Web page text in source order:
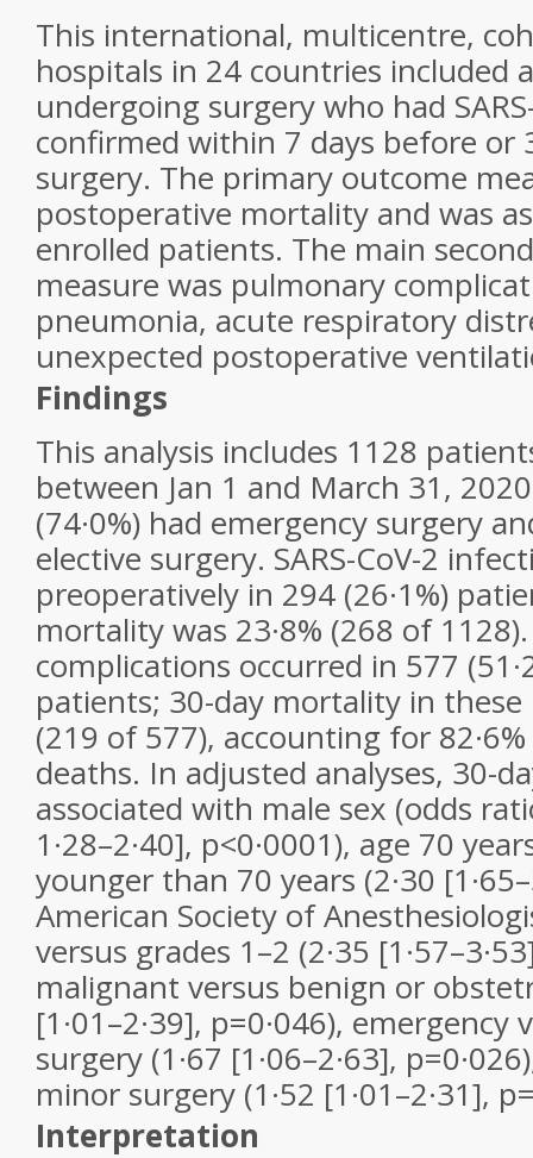
This international, multicentre,
hospitals in 24 countries included
undergoing surgery who had
confirmed within 7 days before or
surgery. The primary outcome
postoperative mortality and was
enrolled patients. The main
measure was pulmonary
pneumonia, acute respiratory
unexpected postoperative
Findings
This analysis includes 1128
between Jan 1 and March 31,
(74·0%) had emergency surgery
elective surgery. SARS-CoV-2
preoperatively in 294 (26·1%)
mortality was 23·8% (268 of
complications occurred in 577
patients; 30-day mortality in these
(219 of 577), accounting for
deaths. In adjusted analyses, 30-
associated with male sex (odds
1·28–2·40], p<0·0001), age 70
younger than 70 years (2·30
American Society of
versus grades 1–2 (2·35
malignant versus benign or
[1·01–2·39], p=0·046), emergency
surgery (1·67 [1·06–2·63],
minor surgery (1·52 [1·01–2·31],
Interpretation